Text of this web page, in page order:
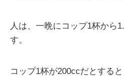
人は、一晩にコップ1杯から
す。
コップ1杯が200ccだとすると